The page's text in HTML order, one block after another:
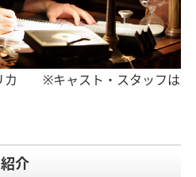
カ ※キャスト・スタッフは
介